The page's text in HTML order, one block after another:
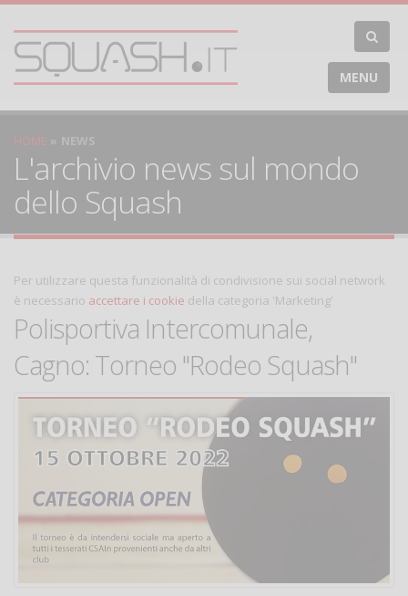
MENU
HOME NEWS
L'archivio news sul mondo
dello Squash
Per utilizzare questa funzionalità di condivisione sui social network
è necessario accettare i cookie della categoria 'Marketing'
Polisportiva Intercomunale,
Cagno: Torneo "Rodeo Squash"